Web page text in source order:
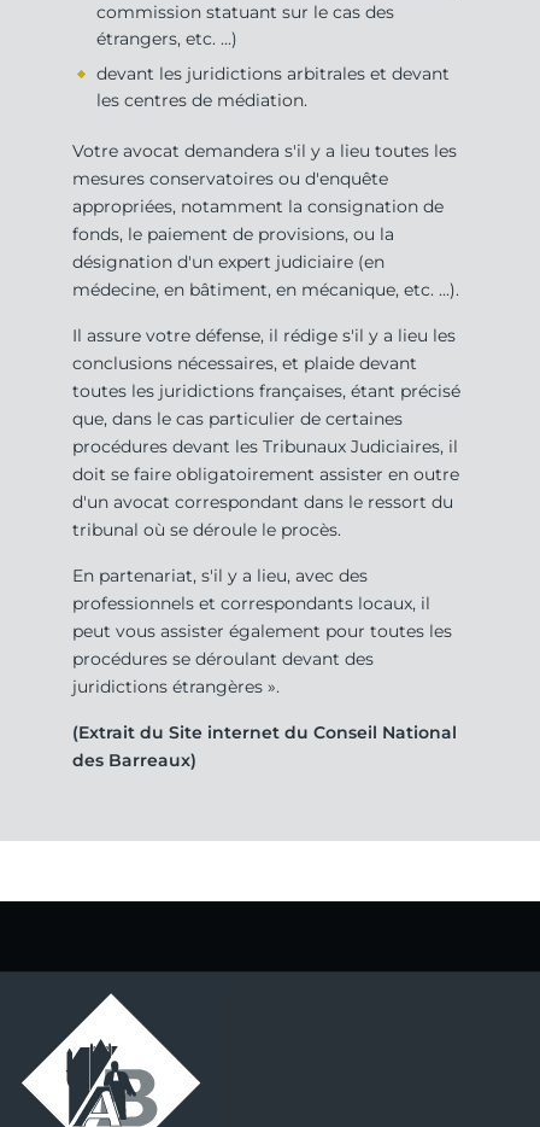
commission statuant sur le cas des
étrangers, etc. ...)
devant les juridictions arbitrales et devant
les centres de médiation.
Votre avocat demandera s'il y a lieu toutes les
mesures conservatoires ou d'enquête
appropriées, notamment la consignation de
fonds, le paiement de provisions, ou la
désignation d'un expert judiciaire (en
médecine, en bâtiment, en mécanique, etc. ...).
Il assure votre défense, il rédige s'il y a lieu les
conclusions nécessaires, et plaide devant
toutes les juridictions françaises, étant précisé
que, dans le cas particulier de certaines
procédures devant les Tribunaux Judiciaires, il
doit se faire obligatoirement assister en outre
d'un avocat correspondant dans le ressort du
tribunal où se déroule le procès.
En partenariat, s'il y a lieu, avec des
professionnels et correspondants locaux, il
peut vous assister également pour toutes les
procédures se déroulant devant des
juridictions étrangères ».
(Extrait du Site internet du Conseil National
des Barreaux)